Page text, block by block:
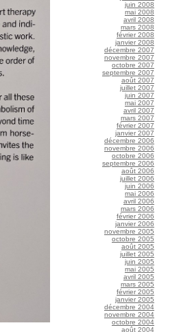
juin 2008
mai 2008
avril 2008
mars 2008
février 2008
janvier 2008
décembre 2007
novembre 2007
octobre 2007
septembre 2007
août 2007
juillet 2007
juin 2007
mai 2007
avril 2007
mars 2007
février 2007
janvier 2007
décembre 2006
novembre 2006
octobre 2006
septembre 2006
août 2006
juillet 2006
juin 2006
mai 2006
avril 2006
mars 2006
février 2006
janvier 2006
novembre 2005
octobre 2005
août 2005
juillet 2005
juin 2005
mai 2005
avril 2005
mars 2005
février 2005
janvier 2005
décembre 2004
novembre 2004
octobre 2004
août 2004